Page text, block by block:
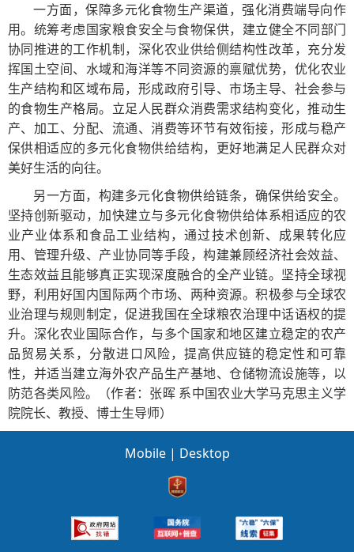
一方面，保障多元化食物生产渠道，强化消费端导向作
用。统筹考虑国家粮食安全与食物保供，建立健全不同部门
协同推进的工作机制，深化农业供给侧结构性改革，充分发
挥国土空间、水域和海洋等不同资源的禀赋优势，优化农业
生产结构和区域布局，形成政府引导、市场主导、社会参与
的食物生产格局。立足人民群众消费需求结构变化，推动生
产、加工、分配、流通、消费等环节有效衔接，形成与稳产
保供相适应的多元化食物供给结构，更好地满足人民群众对
美好生活的向往。
另一方面，构建多元化食物供给链条，确保供给安全。
坚持创新驱动，加快建立与多元化食物供给体系相适应的农
业产业体系和食品工业结构，通过技术创新、成果转化应
用、管理升级、产业协同等手段，构建兼顾经济社会效益、
生态效益且能够真正实现深度融合的全产业链。坚持全球视
野，利用好国内国际两个市场、两种资源。积极参与全球农
业治理与规则制定，促进我国在全球粮农治理中话语权的提
升。深化农业国际合作，与多个国家和地区建立稳定的农产
品贸易关系，分散进口风险，提高供应链的稳定性和可靠
性，并适当建立海外农产品生产基地、仓储物流设施等，以
防范各类风险。
（作者： 张晖 系中国农业大学马克思主义学
院院长、教授、博士生导师）
Mobile | Desktop